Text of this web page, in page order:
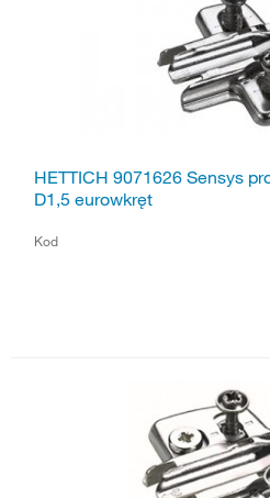
HETTICH 9071626 Sensys
D1,5 eurowkręt
Kod